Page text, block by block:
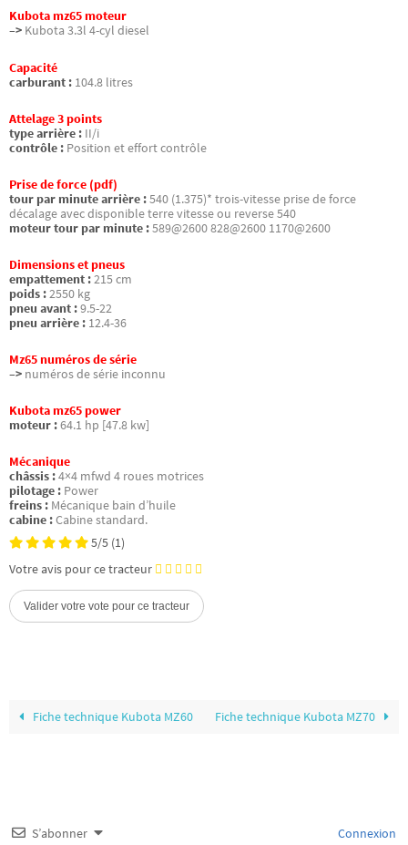
Kubota mz65 moteur
–> Kubota 3.3l 4-cyl diesel
Capacité
carburant : 104.8 litres
Attelage 3 points
type arrière : II/i
contrôle : Position et effort contrôle
Prise de force (pdf)
tour par minute arrière :540 (1.375)* trois-vitesse prise de force
décalage avec disponible terre vitesse ou reverse 540
moteur tour par minute :589@2600 828@2600 1170@2600
Dimensions et pneus
empattement :215 cm
poids :2550 kg
pneu avant :9.5-22
pneu arrière : 12.4-36
Mz65 numéros de série
–> numéros de série inconnu
Kubota mz65 power
moteur :64.1 hp [47.8 kw]
Mécanique
châssis :4×4 mfwd 4 roues motrices
pilotage : Power
freins : Mécanique bain d’huile
cabine :Cabine standard.
5/5 (1)
Votre avis pour ce tracteur
Fiche technique Kubota MZ60 Fiche technique Kubota MZ70
S’abonner Connexion